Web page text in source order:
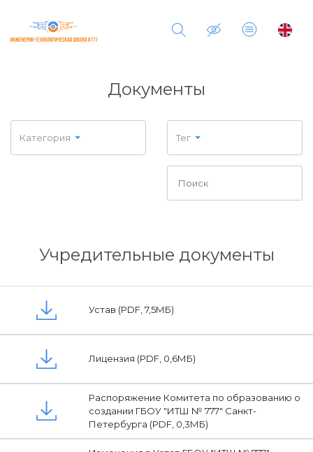
Документы
Категория Тег
Учредительные документы
Устав (PDF, 7,5МБ)
Лицензия (PDF, 0,6МБ)
Распоряжение Комитета по образованию о
создании ГБОУ "ИТШ № 777" Санкт-
Петербурга (PDF, 0,3МБ)